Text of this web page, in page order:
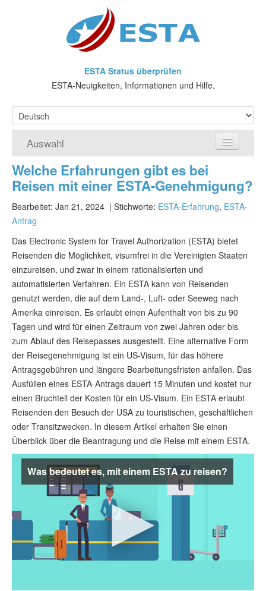
ESTA Status überprüfen
ESTA-Neuigkeiten, Informationen und Hilfe.
Auswahl
Home
Was ist ESTA?
VWP
ESTA status überprüfen
ESTA Artikel
Kontakt
Welche Erfahrungen gibt es bei
Reisen mit einer ESTA-Genehmigung?
Bearbeitet: Jan 21, 2024 | Stichworte: ESTA-Erfahrung, ESTA-
Antrag
Das Electronic System for Travel Authorization (ESTA) bietet
Reisenden die Möglichkeit, visumfrei in die Vereinigten Staaten
einzureisen, und zwar in einem rationalisierten und
automatisierten Verfahren. Ein ESTA kann von Reisenden
genutzt werden, die auf dem Land-, Luft- oder Seeweg nach
Amerika einreisen. Es erlaubt einen Aufenthalt von bis zu 90
Tagen und wird für einen Zeitraum von zwei Jahren oder bis
zum Ablauf des Reisepasses ausgestellt. Eine alternative Form
der Reisegenehmigung ist ein US-Visum, für das höhere
Antragsgebühren und längere Bearbeitungsfristen anfallen. Das
Ausfüllen eines ESTA-Antrags dauert 15 Minuten und kostet nur
einen Bruchteil der Kosten für ein US-Visum. Ein ESTA erlaubt
Reisenden den Besuch der USA zu touristischen, geschäftlichen
oder Transitzwecken. In diesem Artikel erhalten Sie einen
Überblick über die Beantragung und die Reise mit einem ESTA.
Was bedeutet es, mit einem ESTA zu reisen?